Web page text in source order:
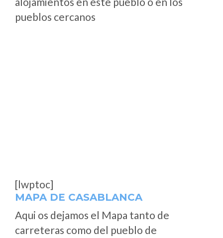
pueblos cercanos
[lwptoc]
MAPA DE CASABLANCA
Aqui os dejamos el Mapa tanto de
carreteras como del pueblo de